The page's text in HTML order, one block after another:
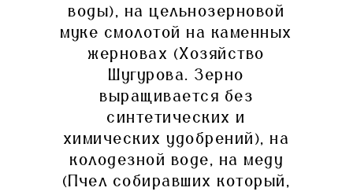
воды), на цельнозерновой
муке смолотой на каменных
жерновах (Хозяйство
Шугурова. Зерно
выращивается без
синтетических и
химических удобрений), на
колодезной воде, на меду
(Пчел собиравших который,